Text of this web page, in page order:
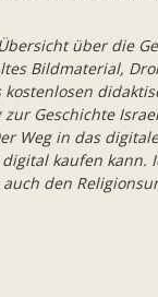
über die
Bildmaterial,
Geschichte
Weg in das
kaufen kann.
den